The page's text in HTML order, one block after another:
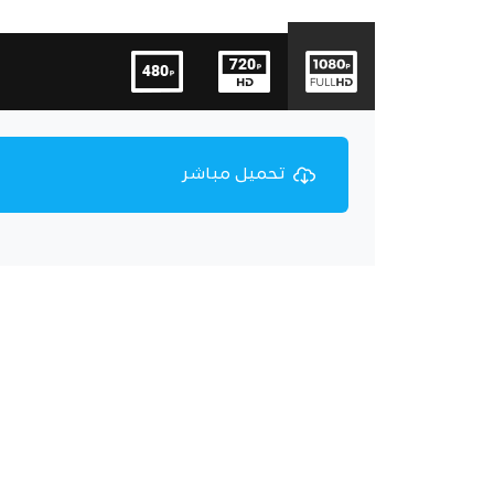
تحميل مباشر